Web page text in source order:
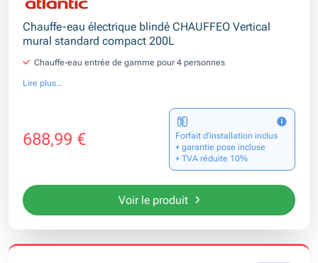
Chauffe-eau électrique blindé CHAUFFEO Vertical
mural standard compact 200L
Chauffe-eau entrée de gamme pour 4 personnes
Lire plus...
688,99 €
Forfait d’installation inclus
+ garantie pose incluse
+ TVA réduite 10%
Voir le produit